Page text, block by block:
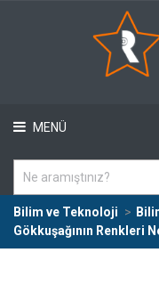
MENÜ
Bilim ve Teknoloji
Gökkuşağının Renkleri